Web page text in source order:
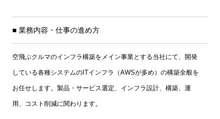
■ 業務内容・仕事の進め方
空飛ぶクルマのインフラ構築をメイン事業とする当社にて、開発
している各種システムのITインフラ（AWSが多め）の構築全般を
お任せします。製品・サービス選定、インフラ設計、構築、運
用、コスト削減に関わります。